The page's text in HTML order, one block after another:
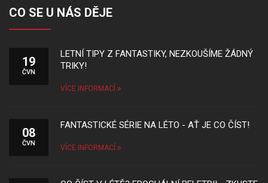
CO SE U NÁS DĚJE
19
ČVN
LETNÍ TIPY Z FANTASTIKY, NEZKOUŠÍME ŽÁDNÝ
TRIKY!
VÍCE INFORMACÍ
08
ČVN
FANTASTICKÉ SÉRIE NA LÉTO - AŤ JE CO ČÍST!
VÍCE INFORMACÍ